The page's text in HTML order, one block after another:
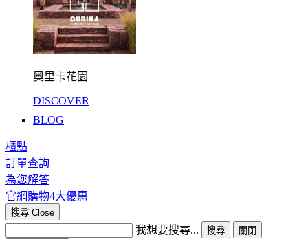
奧里卡花園
DISCOVER
BLOG
櫃點
訂單查詢
為您解答
官網購物4大優惠
搜尋 Close
我想要搜尋... 搜尋
關閉